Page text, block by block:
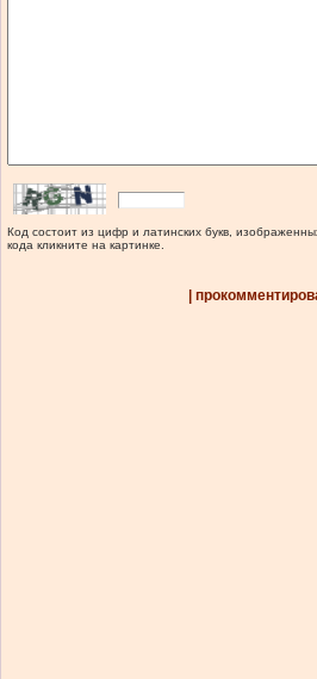
Код состоит из цифр и латинских букв,
кода кликните на картинке.
|